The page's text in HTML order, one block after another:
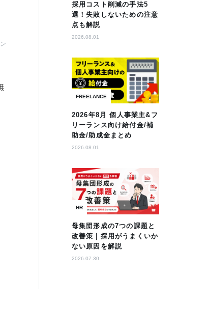
採用コスト削減の手法5
選！失敗しないための注意
点も解説
2026.08.01
FREELANCE
2026年8月 個人事業主&フ
リーランス向け給付金/補
助金/助成金まとめ
2026.08.01
HR
母集団形成の7つの課題と
改善策｜採用がうまくいか
ない原因を解説
2026.07.30